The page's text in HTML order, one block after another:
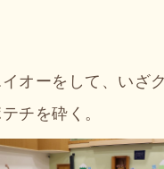
オーをして、いざ
チを砕く。